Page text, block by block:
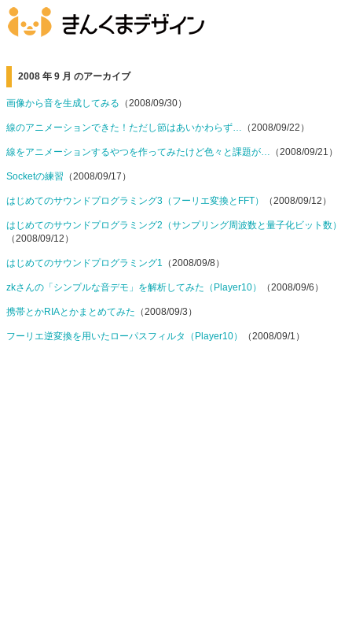
2008 年 9 月 のアーカイブ
画像から音を生成してみる （2008/09/30）
線のアニメーションできた！ただし節はあいかわらず… （2008/09/22）
線をアニメーションするやつを作ってみたけど色々と課題が… （2008/09/21）
Socketの練習 （2008/09/17）
はじめてのサウンドプログラミング3（フーリエ変換とFFT） （2008/09/12）
はじめてのサウンドプログラミング2（サンプリング周波数と量子化ビット数）
（2008/09/12）
はじめてのサウンドプログラミング1 （2008/09/8）
zkさんの「シンプルな音デモ」を解析してみた（Player10） （2008/09/6）
携帯とかRIAとかまとめてみた （2008/09/3）
フーリエ逆変換を用いたローパスフィルタ（Player10） （2008/09/1）